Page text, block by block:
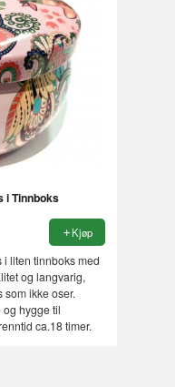
i Tinnboks
Kjøp
liten tinnboks med
og langvarig,
ikke oser.
hygge til
ca.18 timer.